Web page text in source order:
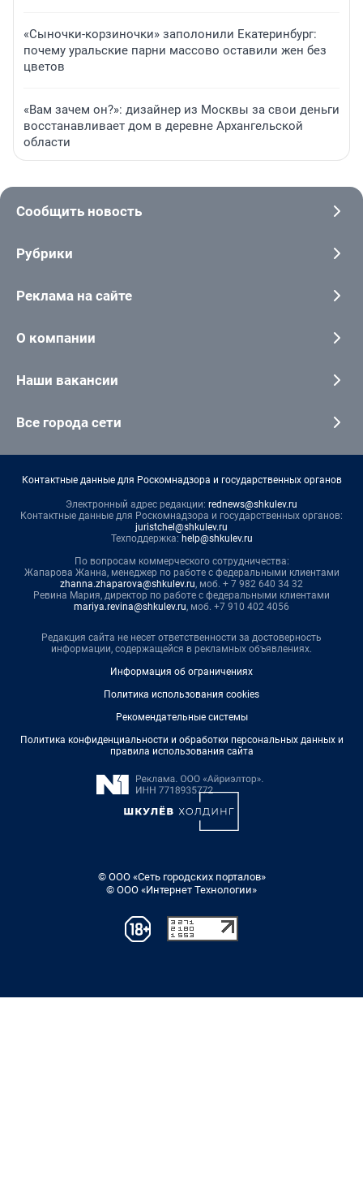
«Сыночки-корзиночки» заполонили Екатеринбург:
почему уральские парни массово оставили жен без
цветов
«Вам зачем он?»: дизайнер из Москвы за свои деньги
восстанавливает дом в деревне Архангельской
области
Сообщить новость
Рубрики
Реклама на сайте
О компании
Наши вакансии
Все города сети
Контактные данные для Роскомнадзора и государственных органов
Электронный адрес редакции: rednews@shkulev.ru
Контактные данные для Роскомнадзора и государственных органов:
juristchel@shkulev.ru
Техподдержка: help@shkulev.ru
По вопросам коммерческого сотрудничества:
Жапарова Жанна, менеджер по работе с федеральными клиентами
zhanna.zhaparova@shkulev.ru, моб. + 7 982 640 34 32
Ревина Мария, директор по работе с федеральными клиентами
mariya.revina@shkulev.ru, моб. +7 910 402 4056
Редакция сайта не несет ответственности за достоверность
информации, содержащейся в рекламных объявлениях.
Информация об ограничениях
Политика использования cookies
Рекомендательные системы
Политика конфиденциальности и обработки персональных данных и
правила использования сайта
© ООО «Сеть городских порталов»
© ООО «Интернет Технологии»